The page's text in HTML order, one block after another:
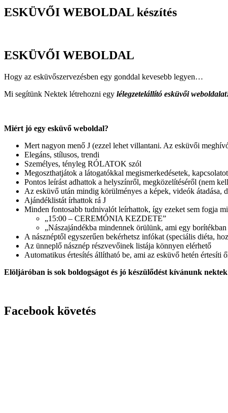
ESKÜVŐI WEBOLDAL készítés
ESKÜVŐI WEBOLDAL
Hogy az esküvőszervezésben egy gonddal kevesebb legyen…
Mi segítünk Nektek létrehozni egy lélegzetelállító esküvői
Miért jó egy esküvő weboldal?
Mert nagyon menő J (ezzel lehet villantani. Az esküvői
Elegáns, stílusos, trendi
Személyes, tényleg RÓLATOK szól
Megoszthatjátok a látogatókkal megismerkedésetek,
Pontos leírást adhattok a helyszínről, megközelítéséről (nem
Az esküvő után mindig körülményes a képek, videók átadása,
Ajándéklistát írhattok rá J
Minden fontosabb tudnivalót leírhattok, így ezeket sem fogja
„15:00 – CEREMÓNIA KEZDETE”
„Nászajándékba mindennek örülünk, ami egy
A násznéptől egyszerűen bekérhetsz infókat (speciális diéta,
Az ünneplő násznép részvevőinek listája könnyen elérhető
Automatikus értesítés állítható be, ami az esküvő hetén értesíti
Elöljáróban is sok boldogságot és jó készülődést kívánunk
Facebook követés